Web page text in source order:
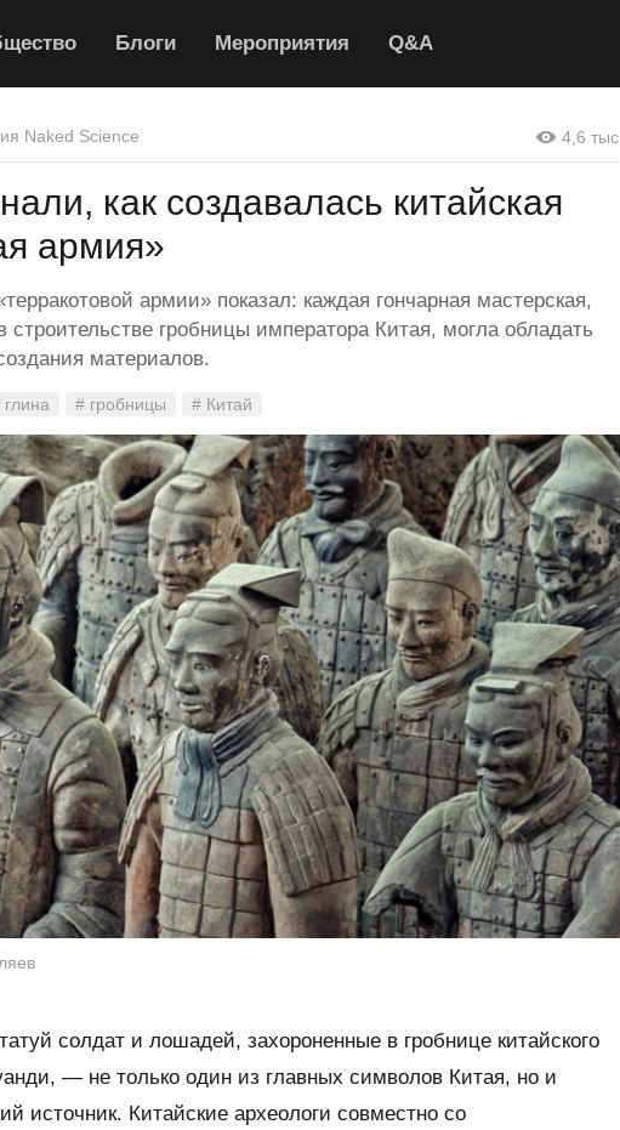
Блоги Мероприятия Q&A
Naked Science 4,6 тыс
как создавалась китайская
армия»
армии» показал: каждая гончарная мастерская,
гробницы императора Китая, могла обладать
материалов.
глина # гробницы # Китай
солдат и лошадей, захороненные в гробнице китайского
— не только один из главных символов Китая, но и
источник. Китайские археологи совместно со